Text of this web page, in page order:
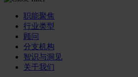
职能聚焦
行业类型
顾问
分支机构
智识与洞见
关于我们